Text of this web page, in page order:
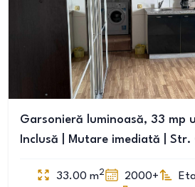
Garsonieră luminoasă, 33 mp
Inclusă | Mutare imediată |
33.00 m2 2000+